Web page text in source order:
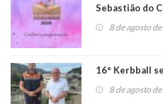
Sebastião do
8 de agosto
16° Kerbball
8 de agosto